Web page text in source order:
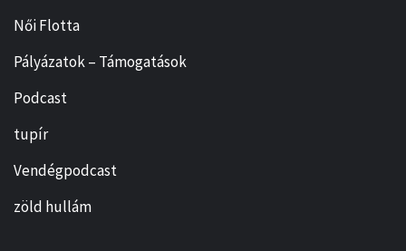
Női Flotta
Pályázatok – Támogatások
Podcast
tupír
Vendégpodcast
zöld hullám